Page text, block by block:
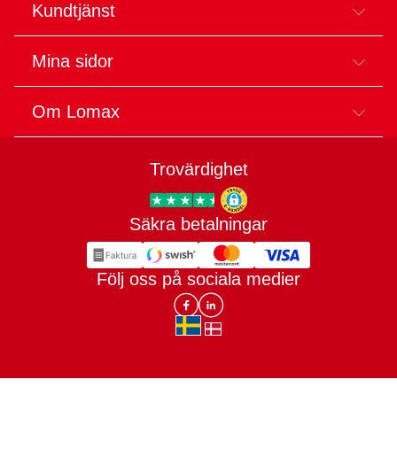
Kundtjänst
Mina sidor
Om Lomax
Trovärdighet
Trygg E-handel
Säkra betalningar
Följ oss på sociala medier
Lomax DK Facebook
Lomax SE LinkIn
sv-SEda-DK